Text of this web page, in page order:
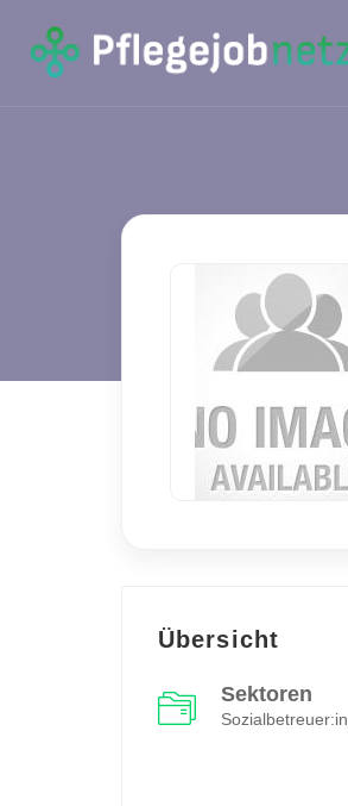
Übersicht
Sektoren
Sozialbetreuer:in